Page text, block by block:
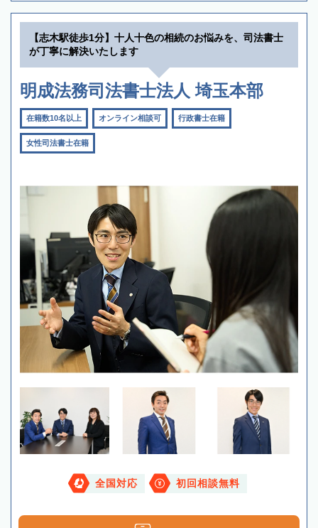
【志木駅徒歩1分】十人十色の相続のお悩みを、司法書士
が丁寧に解決いたします
明成法務司法書士法人 埼玉本部
在籍数10名以上 オンライン相談可 行政書士在籍
女性司法書士在籍
全国対応 初回相談無料